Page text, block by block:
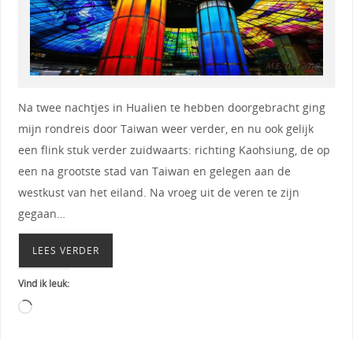
Na twee nachtjes in Hualien te hebben doorgebracht ging
mijn rondreis door Taiwan weer verder, en nu ook gelijk
een flink stuk verder zuidwaarts: richting Kaohsiung, de op
een na grootste stad van Taiwan en gelegen aan de
westkust van het eiland. Na vroeg uit de veren te zijn
gegaan…
LEES VERDER
Vind ik leuk: